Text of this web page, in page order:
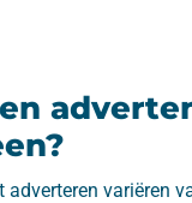
adverteren variëren